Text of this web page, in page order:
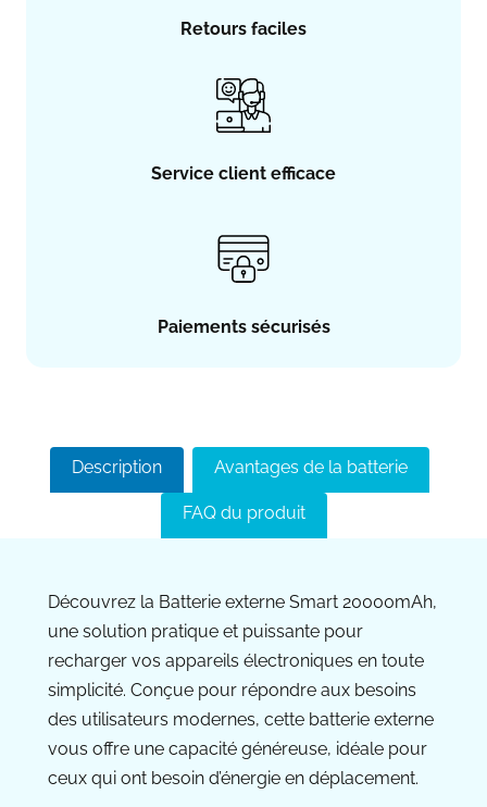
Retours faciles
Service client efficace
Paiements sécurisés
Description Avantages de la batterie
FAQ du produit
Découvrez la Batterie externe Smart 20000mAh,
une solution pratique et puissante pour
recharger vos appareils électroniques en toute
simplicité. Conçue pour répondre aux besoins
des utilisateurs modernes, cette batterie externe
vous offre une capacité généreuse, idéale pour
ceux qui ont besoin d’énergie en déplacement.